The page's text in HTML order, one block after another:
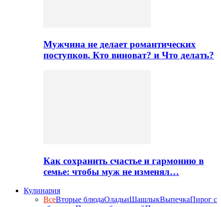
Мужчина не делает романтических
поступков. Кто виноват? и Что делать?
Как сохранить счастье и гармонию в
семье: чтобы муж не изменял…
Кулинария
ВсеВторые блюдаОладьиШашлыкВыпечкаПирог с